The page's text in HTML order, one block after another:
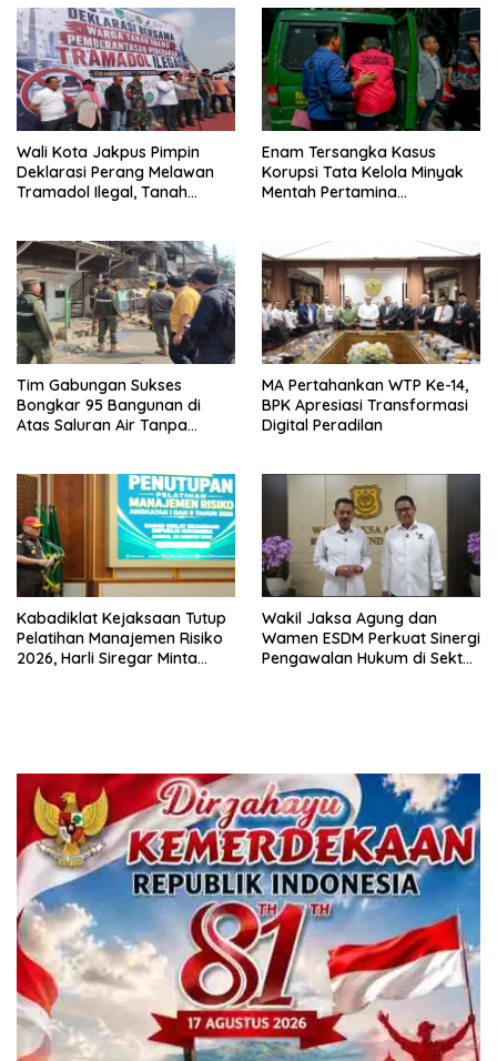
Wali Kota Jakpus Pimpin
Deklarasi Perang Melawan
Tramadol Ilegal, Tanah
Enam Tersangka Kasus
Korupsi Tata Kelola Minyak
Mentah Pertamina
Tim Gabungan Sukses
Bongkar 95 Bangunan di
Atas Saluran Air Tanpa
MA Pertahankan WTP Ke-14,
BPK Apresiasi Transformasi
Digital Peradilan
Kabadiklat Kejaksaan Tutup
Pelatihan Manajemen Risiko
2026, Harli Siregar Minta
Wakil Jaksa Agung dan
Wamen ESDM Perkuat Sinergi
Pengawalan Hukum di Sektor